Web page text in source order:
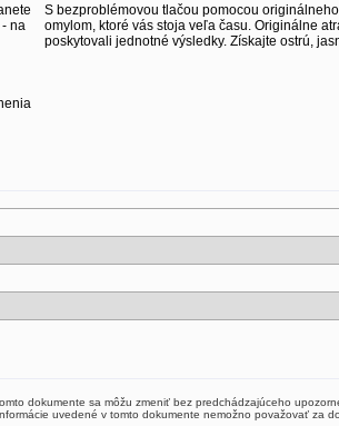
na
S bezproblémovou tlačou pomocou
omylom, ktoré vás stoja veľa času. Originálne
poskytovali jednotné výsledky. Získajte ostrú,
dokumente sa môžu zmeniť bez predchádzajúceho
uvedené v tomto dokumente nemožno považovať za